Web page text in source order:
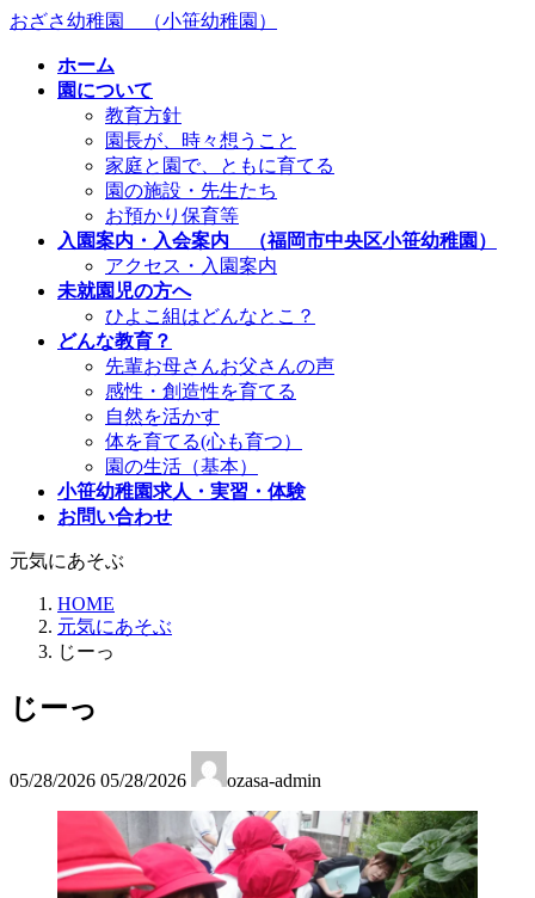
コ
ナ
おざさ幼稚園 （小笹幼稚園）
ホーム
園について
教育方針
園長が、時々想うこと
家庭と園で、ともに育てる
園の施設・先生たち
お預かり保育等
入園案内・入会案内 （福岡市中央区小笹幼稚園）
アクセス・入園案内
未就園児の方へ
ひよこ組はどんなとこ？
どんな教育？
先輩お母さんお父さんの声
感性・創造性を育てる
自然を活かす
体を育てる(心も育つ）
園の生活（基本）
小笹幼稚園求人・実習・体験
お問い合わせ
元気にあそぶ
HOME
元気にあそぶ
じーっ
じーっ
05/28/2026 終
更
新
日
時
05/28/2026 ozasa-admin